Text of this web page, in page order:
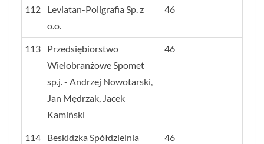
112
Leviatan-Poligrafia Sp. z
o.o.
46
113
Przedsiębiorstwo
Wielobranżowe Spomet
sp.j. - Andrzej Nowotarski,
Jan Mędrzak, Jacek
Kamiński
46
114
Beskidzka Spółdzielnia
46